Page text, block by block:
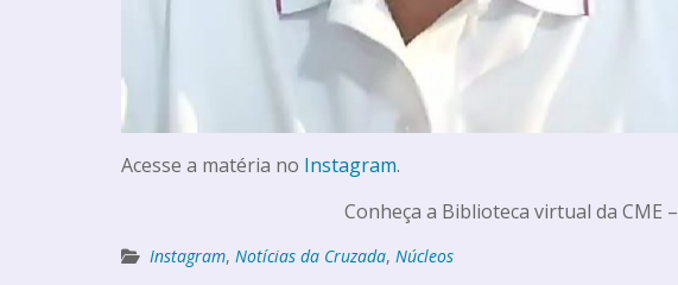
Acesse a matéria no Instagram.
Conheça a Biblioteca virtual da CME –
Instagram, Notícias da Cruzada, Núcleos